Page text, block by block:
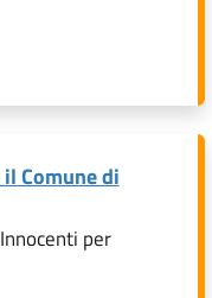
Comune di
per